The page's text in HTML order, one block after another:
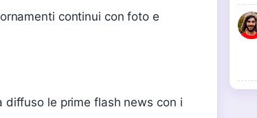
continui con foto e
diffuso le prime flash news con i